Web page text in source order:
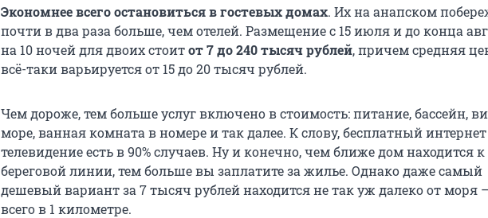
Экономнее всего остановиться в гостевых домах. Их на анапском
почти в два раза больше, чем отелей. Размещение с 15 июля и до конца
на 10 ночей для двоих стоитот 7 до 240 тысяч рублей, причем средняя
всё-таки варьируется от 15 до 20 тысяч рублей.
Чем дороже, тем больше услуг включено в стоимость: питание, бассейн,
море, ванная комната в номере и так далее. К слову, бесплатный
телевидение есть в 90% случаев. Ну и конечно, чем ближе дом находится к
береговой линии, тем больше вы заплатите за жилье. Однако даже самый
дешевый вариант за 7 тысяч рублей находится не так уж далеко от моря
всего в 1 километре.